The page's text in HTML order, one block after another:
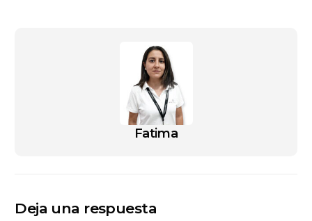
Fatima
Deja una respuesta